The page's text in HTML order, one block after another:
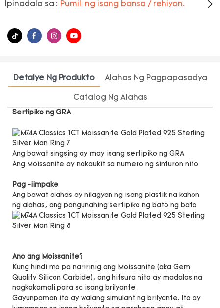
Ipinadala sa.: Pumili ng isang bansa / rehiyon.
Detalye Ng Produkto Alahas Ng Pagpapasadya
Catalog Ng Alahas
Sertipiko ng GRA
Ang bawat singsing ay may isang sertipiko ng GRA
Ang Moissanite ay nakaukit sa numero ng sinturon nito
Pag -iimpake
Ang bawat alahas ay nilagyan ng isang plastik na kahon
ng alahas, ang pangunahing sertipiko ng bato ng bato
Ano ang Moissanite?
Kung hindi mo pa naririnig ang Moissanite (aka Gem
Quality Silicon Carbide), ang hitsura nito ay madalas na
nagkakamali para sa isang brilyante
Gayunpaman ito ay walang simulant ng brilyante. Ito ay